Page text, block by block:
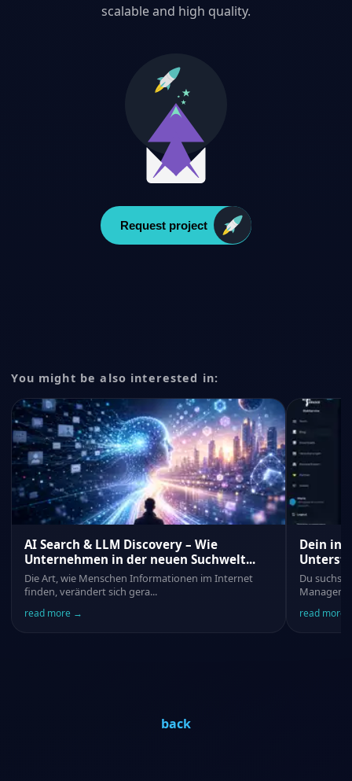
scalable and high quality.
Request project
You might be also interested in:
AI Search & LLM Discovery – Wie
Unternehmen in der neuen Suchwelt...
Die Art, wie Menschen Informationen im Internet
finden, verändert sich gera...
read more →
Dein
Du suchst
read more
back